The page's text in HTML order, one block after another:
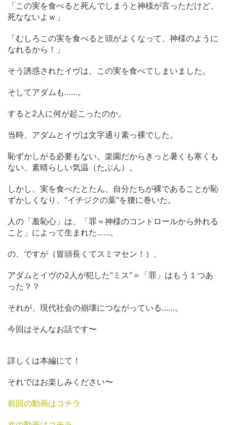
「この実を食べると死んでしまうと神様が言っただけど、
死なないよｗ」
「むしろこの実を食べると頭がよくなって、神様のように
なれるから！」
そう誘惑されたイヴは、この実を食べてしまいました。
そしてアダムも……。
すると2人に何が起こったのか。
当時、アダムとイヴは文字通り素っ裸でした。
恥ずかしがる必要もない。楽園だからきっと暑くも寒くも
ない、素晴らしい気温（たぶん）。
しかし、実を食べたとたん、自分たちが裸であることが恥
ずかしくなり、“イチジクの葉”を腰に巻いた。
人の「羞恥心」は、「罪＝神様のコントロールから外れる
こと」によって生まれた……。
の、ですが（冒頭長くてスミマセン！）、
アダムとイヴの2人が犯した“ミス”＝「罪」はもう１つあ
った？？
それが、現代社会の崩壊につながっている……。
今回はそんなお話です〜
詳しくは本編にて！
それではお楽しみください〜
前回の動画はコチラ